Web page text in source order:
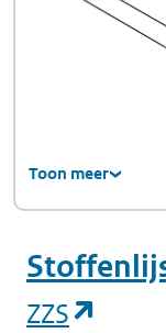
Toon meer
ZZS